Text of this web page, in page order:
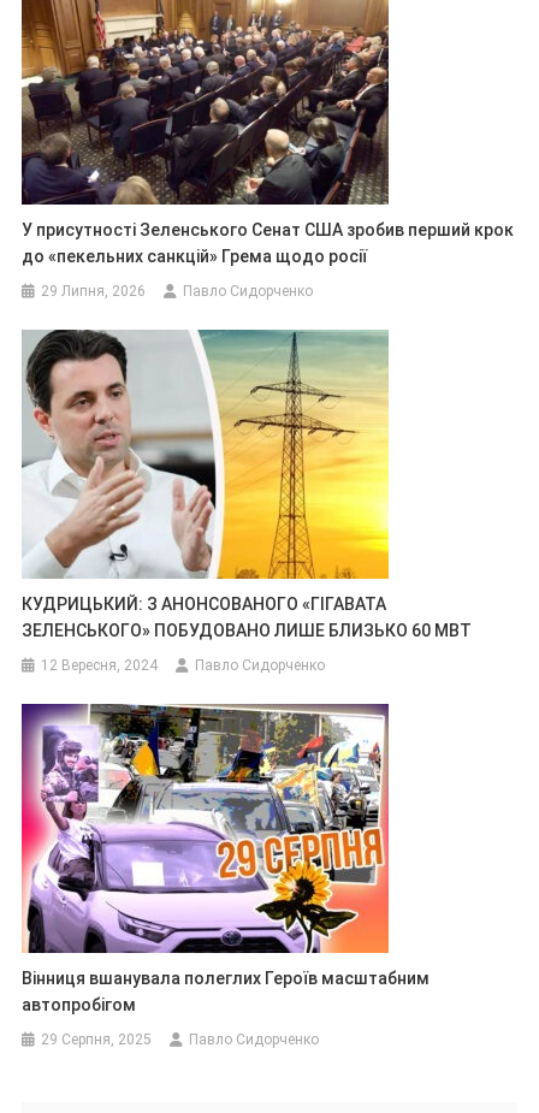
У присутності Зеленського Сенат США зробив перший крок
до «пекельних санкцій» Грема щодо росії
29 Липня, 2026 Павло Сидорченко
КУДРИЦЬКИЙ: З АНОНСОВАНОГО «ГІГАВАТА
ЗЕЛЕНСЬКОГО» ПОБУДОВАНО ЛИШЕ БЛИЗЬКО 60 МВТ
12 Вересня, 2024 Павло Сидорченко
Вінниця вшанувала полеглих Героїв масштабним
автопробігом
29 Серпня, 2025 Павло Сидорченко